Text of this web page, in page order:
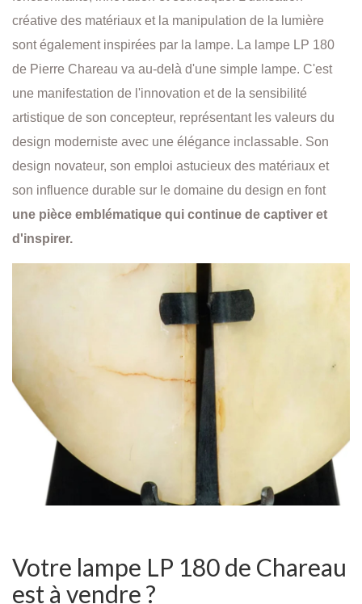
créative des matériaux et la manipulation de la lumière
sont également inspirées par la lampe. La lampe LP 180
de Pierre Chareau va au-delà d'une simple lampe. C'est
une manifestation de l'innovation et de la sensibilité
artistique de son concepteur, représentant les valeurs du
design moderniste avec une élégance inclassable. Son
design novateur, son emploi astucieux des matériaux et
son influence durable sur le domaine du design en font
une pièce emblématique qui continue de captiver et
d'inspirer.
Votre lampe LP 180 de Chareau
est à vendre ?